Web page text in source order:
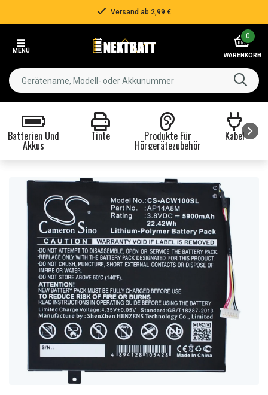
Versand ab 2,99 €
MENÜ
0
WARENKORB
Batterien Und
Akkus
Tinte Produkte Für
Hörgerätezubehör
Kabel